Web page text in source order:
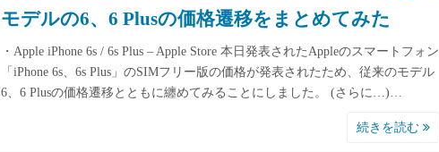
モデルの6、6 Plusの価格遷移をまとめてみた
・Apple iPhone 6s / 6s Plus – Apple Store 本日発表されたAppleのスマートフォン
「iPhone 6s、6s Plus」のSIMフリー版の価格が発表されたため、従来のモデル
6、6 Plusの価格遷移とともに纏めてみることにしました。 (さらに…)…
続きを読む